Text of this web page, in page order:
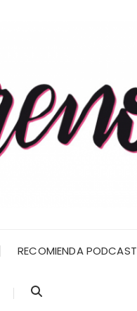
RECOMIENDA PODCAST